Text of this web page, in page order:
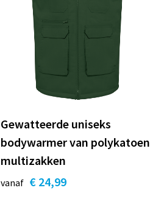
Gewatteerde uniseks
bodywarmer van polykatoen
multizakken
vanaf € 24,99